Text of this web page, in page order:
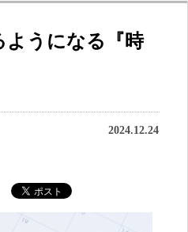
ようになる『時
2024.12.24